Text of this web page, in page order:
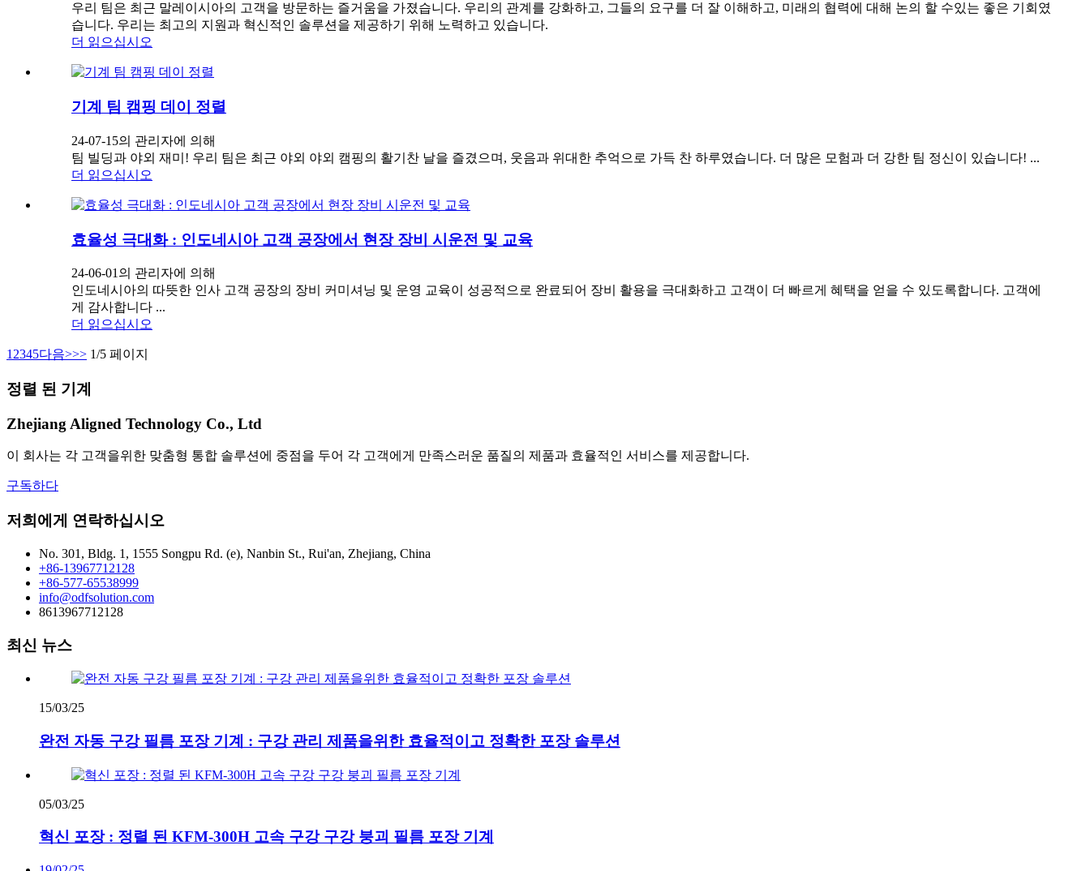
우리 팀은 최근 말레이시아의 고객을 방문하는 즐거움을 가졌습니다. 우리의 관계를 강화하고, 그들의 요구를 더 잘 이해하고, 미래의 협력에 대해 논의 할 수있는 좋은 기회였
습니다. 우리는 최고의 지원과 혁신적인 솔루션을 제공하기 위해 노력하고 있습니다.
더 읽으십시오
기계 팀 캠핑 데이 정렬
24-07-15의 관리자에 의해
팀 빌딩과 야외 재미! 우리 팀은 최근 야외 야외 캠핑의 활기찬 날을 즐겼으며, 웃음과 위대한 추억으로 가득 찬 하루였습니다. 더 많은 모험과 더 강한 팀 정신이 있습니다! ...
더 읽으십시오
효율성 극대화 : 인도네시아 고객 공장에서 현장 장비 시운전 및 교육
24-06-01의 관리자에 의해
인도네시아의 따뜻한 인사 고객 공장의 장비 커미셔닝 및 운영 교육이 성공적으로 완료되어 장비 활용을 극대화하고 고객이 더 빠르게 혜택을 얻을 수 있도록합니다. 고객에
게 감사합니다 ...
더 읽으십시오
1 2345다음>>> 1/5 페이지
정렬 된 기계
Zhejiang Aligned Technology Co., Ltd
이 회사는 각 고객을위한 맞춤형 통합 솔루션에 중점을 두어 각 고객에게 만족스러운 품질의 제품과 효율적인 서비스를 제공합니다.
구독하다
저희에게 연락하십시오
No. 301, Bldg. 1, 1555 Songpu Rd. (e), Nanbin St., Rui'an, Zhejiang, China
+86-13967712128
+86-577-65538999
info@odfsolution.com
8613967712128
최신 뉴스
15/03/25
완전 자동 구강 필름 포장 기계 : 구강 관리 제품을위한 효율적이고 정확한 포장 솔루션
05/03/25
혁신 포장 : 정렬 된 KFM-300H 고속 구강 구강 붕괴 필름 포장 기계